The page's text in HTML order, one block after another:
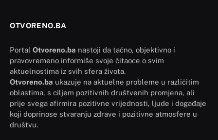
OTVORENO.BA
Portal Otvoreno.ba nastoji da tačno, objektivno i
pravovremeno informiše svoje čitaoce o svim
aktuelnostima iz svih sfera života.
Otvoreno.ba ukazuje na aktuelne probleme u različitim
oblastima, s ciljem pozitivnih društvenih promjena, ali
prije svega afirmira pozitivne vrijednosti, ljude i događaje
koji doprinose stvaranju zdrave i pozitivne atmosfere u
društvu.